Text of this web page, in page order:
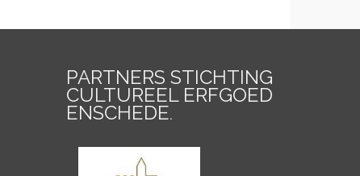
PARTNERS STICHTING
CULTUREEL ERFGOED
ENSCHEDE.